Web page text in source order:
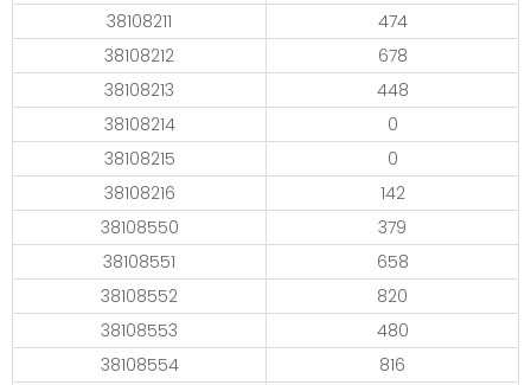
38108211
474
38108212
678
38108213
448
38108214
0
38108215
0
38108216
142
38108550
379
38108551
658
38108552
820
38108553
480
38108554
816